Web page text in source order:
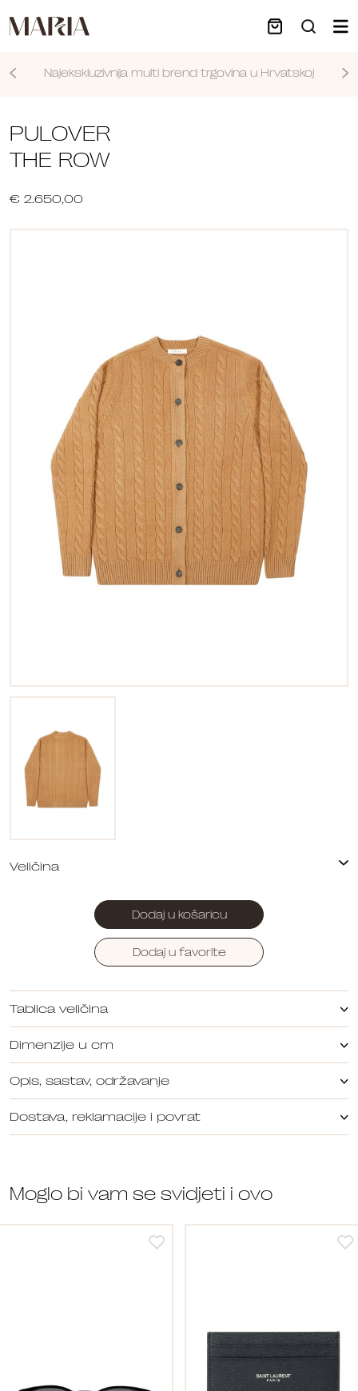
Najekskluzivnija multi brend trgovina u Hrvatskoj
PULOVER
THE ROW
€ 2.650,00
Dodaj u košaricu
Dodaj u favorite
Tablica veličina
Dimenzije u cm
Opis, sastav, održavanje
Dostava, reklamacije i povrat
Moglo bi vam se svidjeti i ovo